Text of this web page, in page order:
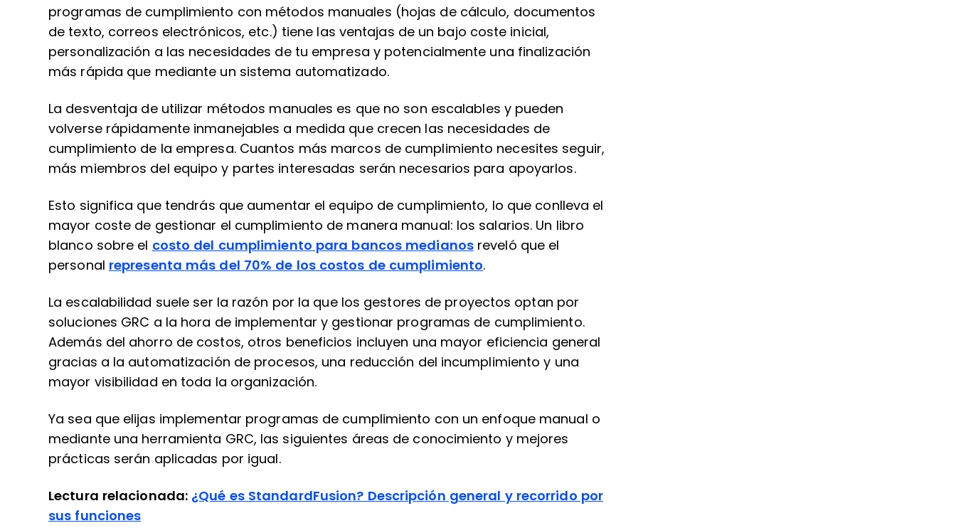
programas de cumplimiento con métodos manuales (hojas de cálculo, documentos
de texto, correos electrónicos, etc.) tiene las ventajas de un bajo coste inicial,
personalización a las necesidades de tu empresa y potencialmente una finalización
más rápida que mediante un sistema automatizado.
La desventaja de utilizar métodos manuales es que no son escalables y pueden
volverse rápidamente inmanejables a medida que crecen las necesidades de
cumplimiento de la empresa. Cuantos más marcos de cumplimiento necesites seguir,
más miembros del equipo y partes interesadas serán necesarios para apoyarlos.
Esto significa que tendrás que aumentar el equipo de cumplimiento, lo que conlleva el
mayor coste de gestionar el cumplimiento de manera manual: los salarios. Un libro
blanco sobre el costo del cumplimiento para bancos medianosreveló que el
personal representa más del 70% de los costos de cumplimiento.
La escalabilidad suele ser la razón por la que los gestores de proyectos optan por
soluciones GRC a la hora de implementar y gestionar programas de cumplimiento.
Además del ahorro de costos, otros beneficios incluyen una mayor eficiencia general
gracias a la automatización de procesos, una reducción del incumplimiento y una
mayor visibilidad en toda la organización.
Ya sea que elijas implementar programas de cumplimiento con un enfoque manual o
mediante una herramienta GRC, las siguientes áreas de conocimiento y mejores
prácticas serán aplicadas por igual.
Lectura relacionada: ¿Qué es StandardFusion? Descripción general y recorrido por
sus funciones